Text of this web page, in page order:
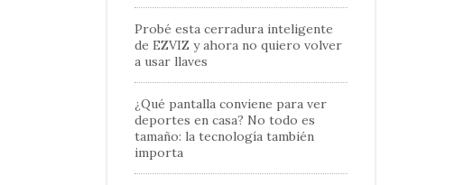
Probé esta cerradura inteligente
de EZVIZ y ahora no quiero volver
a usar llaves
¿Qué pantalla conviene para ver
deportes en casa? No todo es
tamaño: la tecnología también
importa